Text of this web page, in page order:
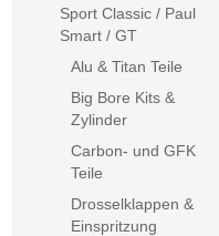
Sport Classic / Paul
Smart / GT
Alu & Titan Teile
Big Bore Kits &
Zylinder
Carbon- und GFK
Teile
Drosselklappen &
Einspritzung